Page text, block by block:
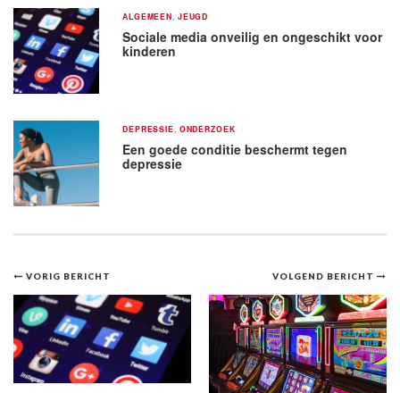
ALGEMEEN JEUGD
Sociale media onveilig en ongeschikt voor
kinderen
DEPRESSIE ONDERZOEK
Een goede conditie beschermt tegen
depressie
Bericht
navigatie
VOLGEND BERICHT
VORIG BERICHT